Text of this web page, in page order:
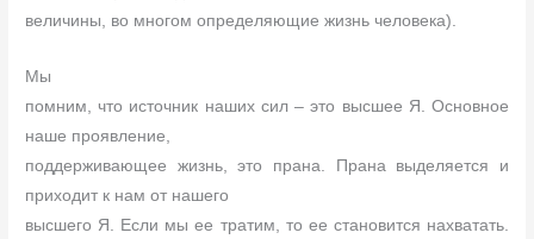
величины, во многом определяющие жизнь человека).
Мы
помним, что источник наших сил – это высшее Я. Основное
наше проявление,
поддерживающее жизнь, это прана. Прана выделяется и
приходит к нам от нашего
высшего Я. Если мы ее тратим, то ее становится нахватать.